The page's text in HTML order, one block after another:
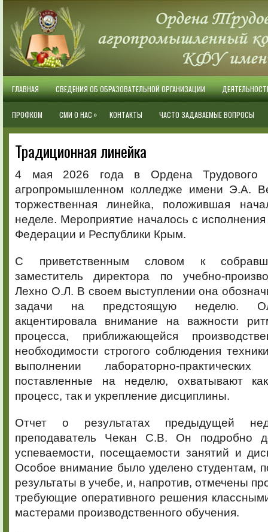
ГЛАВНАЯ СВЕДЕНИЯ ОБ ОБРАЗОВАТЕЛЬНОЙ ОРГАНИЗАЦИИ
ПРОФКОМ СМИ О НАС » КОНТАКТЫ ЧАСТО ЗАДАВАЕМЫЕ ВОПРОСЫ
Традиционная линейка
4 мая 2026 года в Ордена Трудового
агропромышленном колледже имени Э.А.
торжественная линейка, положившая
неделе. Мероприятие началось с
Федерации и Республики Крым.
С приветственным словом к
заместитель директора по учебно-
Лехно О.Л. В своем выступлении она
задачи на предстоящую неделю.
акцентировала внимание на важности
процесса, приближающейся
необходимости строгого соблюдения
выполнении лабораторно-
поставленные на неделю, охватывают
процесс, так и укрепление дисциплины.
Отчет о результатах предыдущей
преподаватель Чекан С.В. Он подробно
успеваемости, посещаемости занятий и
Особое внимание было уделено студентам,
результаты в учебе, и, напротив, отмечены
требующие оперативного решения
мастерами производственного обучения.